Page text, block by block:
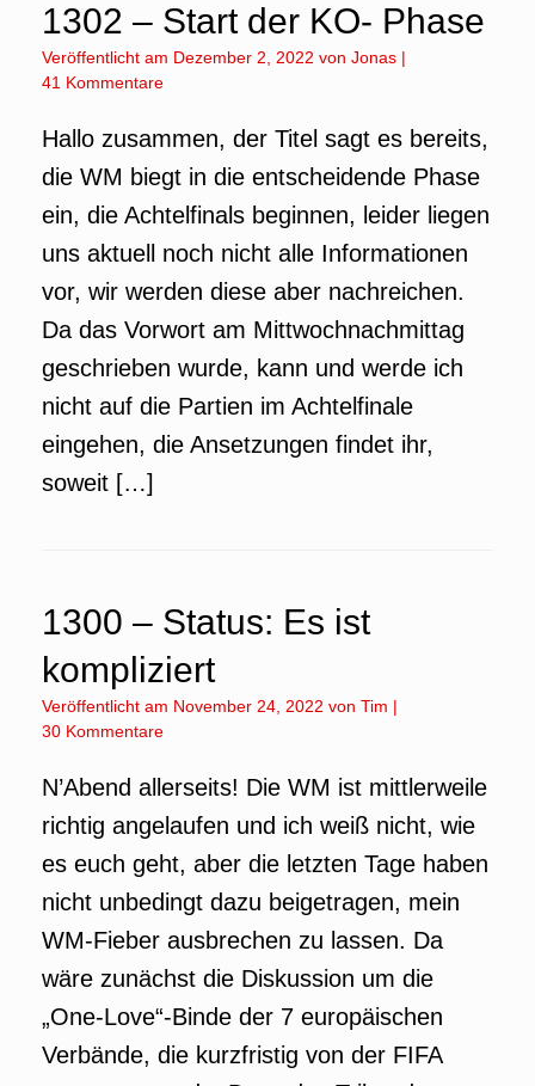
1302 – Start der KO- Phase
Veröffentlicht am Dezember 2, 2022 von Jonas |
41 Kommentare
Hallo zusammen, der Titel sagt es bereits,
die WM biegt in die entscheidende Phase
ein, die Achtelfinals beginnen, leider liegen
uns aktuell noch nicht alle Informationen
vor, wir werden diese aber nachreichen.
Da das Vorwort am Mittwochnachmittag
geschrieben wurde, kann und werde ich
nicht auf die Partien im Achtelfinale
eingehen, die Ansetzungen findet ihr,
soweit […]
1300 – Status: Es ist
kompliziert
Veröffentlicht am November 24, 2022 von Tim |
30 Kommentare
N’Abend allerseits! Die WM ist mittlerweile
richtig angelaufen und ich weiß nicht, wie
es euch geht, aber die letzten Tage haben
nicht unbedingt dazu beigetragen, mein
WM-Fieber ausbrechen zu lassen. Da
wäre zunächst die Diskussion um die
„One-Love“-Binde der 7 europäischen
Verbände, die kurzfristig von der FIFA